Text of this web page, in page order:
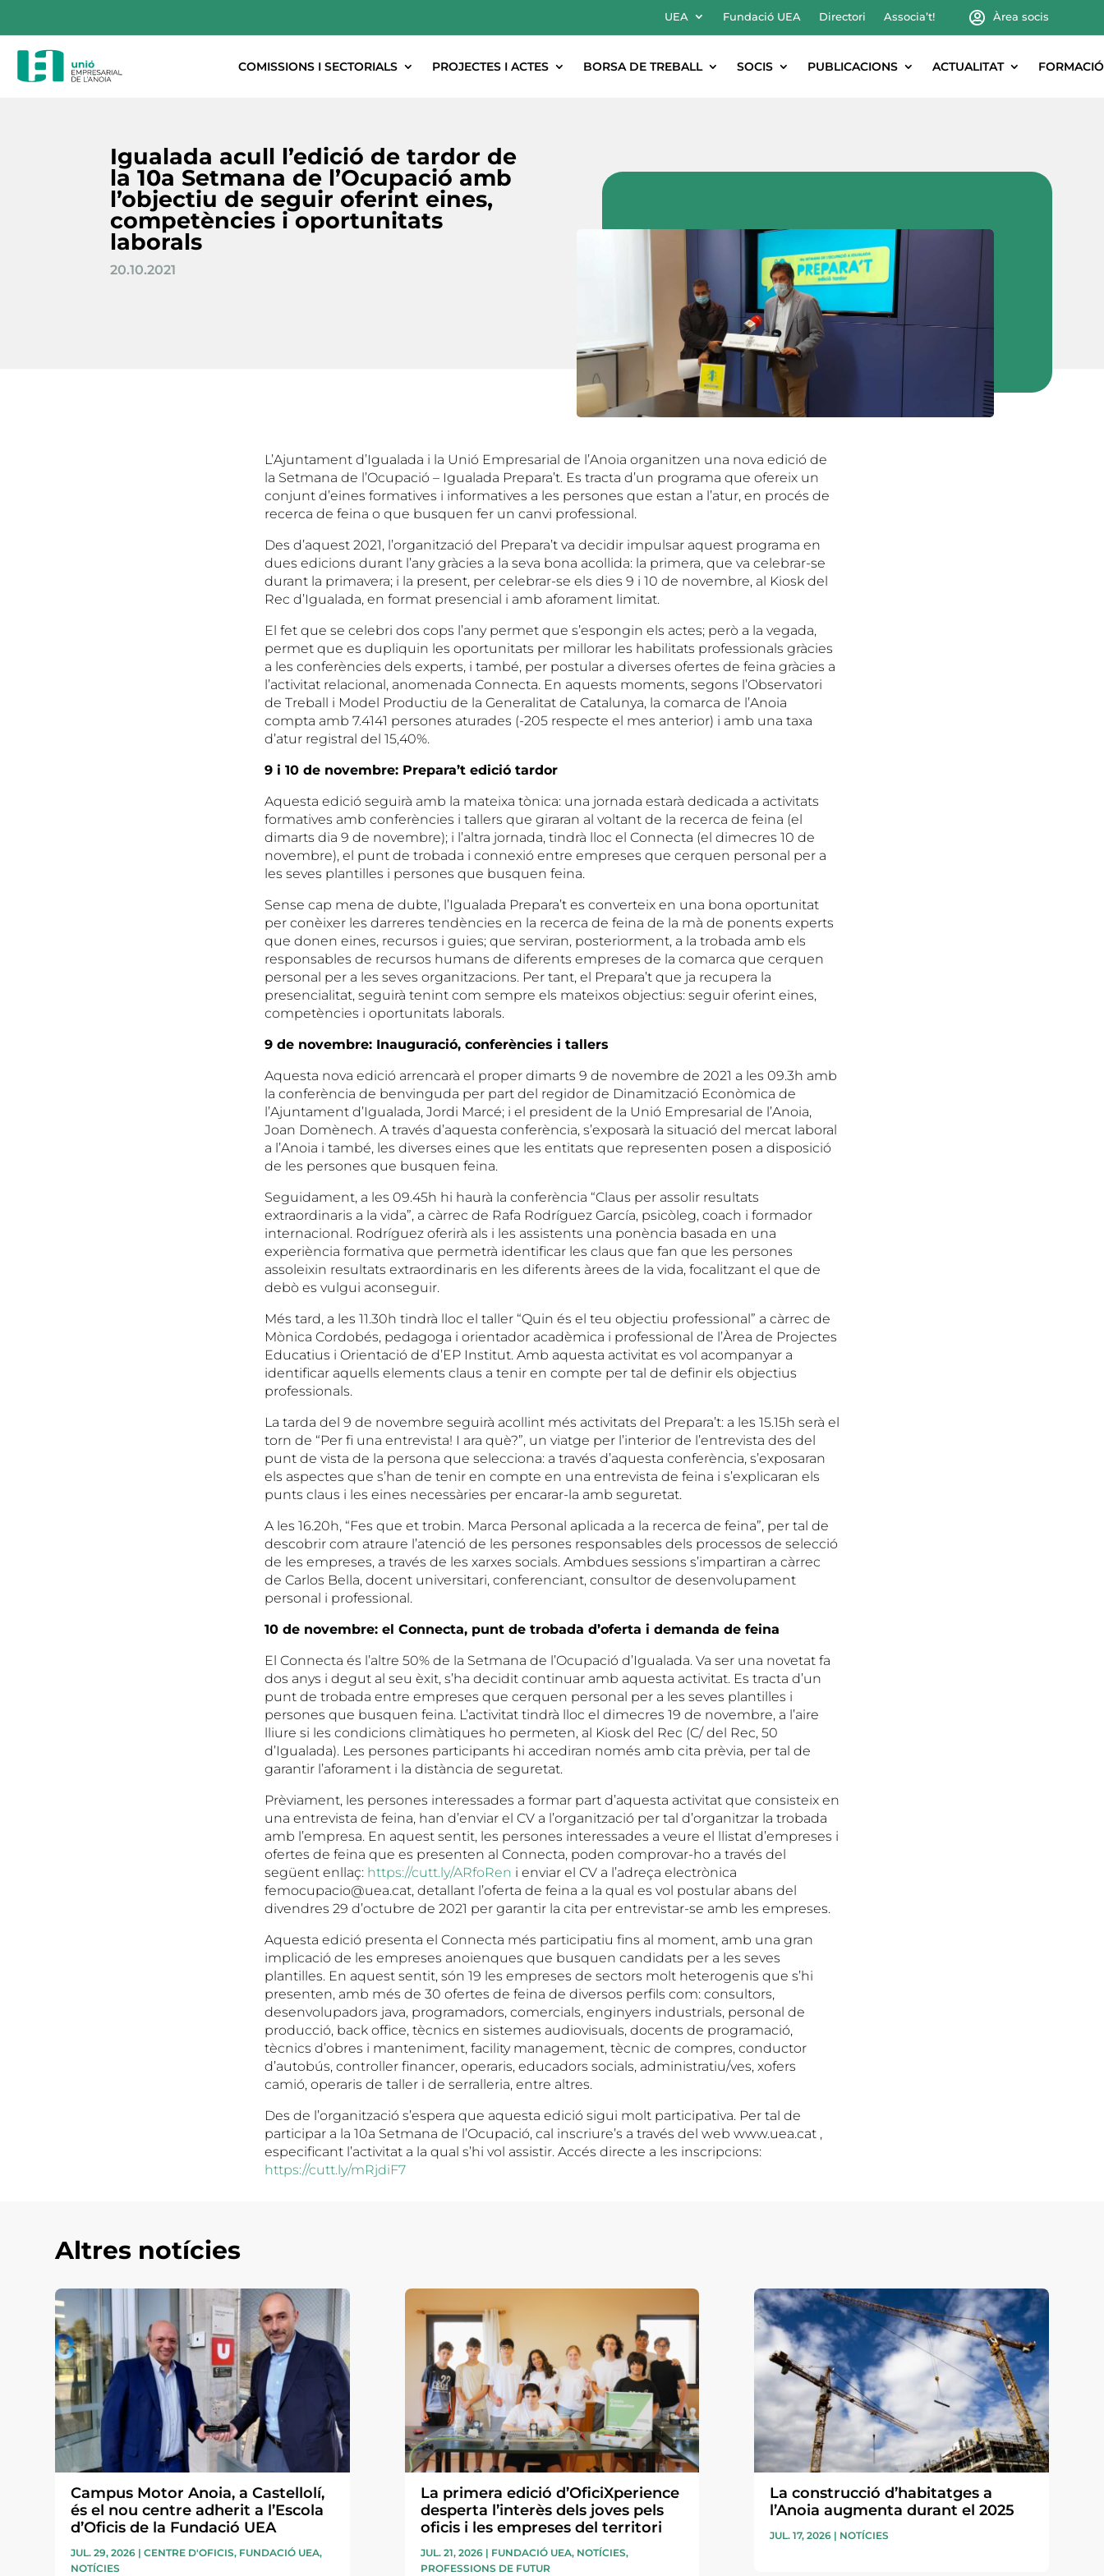
UEA Fundació UEA Directori Associa’t! Àrea socis
COMISSIONS I SECTORIALS PROJECTES I ACTES BORSA DE TREBALL SOCIS PUBLICACIONS ACTUALITAT FORMACIÓ
Igualada acull l’edició de tardor de
la 10a Setmana de l’Ocupació amb
l’objectiu de seguir oferint eines,
competències i oportunitats
laborals
20.10.2021
L’Ajuntament d’Igualada i la Unió Empresarial de l’Anoia organitzen una nova edició de
la Setmana de l’Ocupació – Igualada Prepara’t. Es tracta d’un programa que ofereix un
conjunt d’eines formatives i informatives a les persones que estan a l’atur, en procés de
recerca de feina o que busquen fer un canvi professional.
Des d’aquest 2021, l’organització del Prepara’t va decidir impulsar aquest programa en
dues edicions durant l’any gràcies a la seva bona acollida: la primera, que va celebrar-se
durant la primavera; i la present, per celebrar-se els dies 9 i 10 de novembre, al Kiosk del
Rec d’Igualada, en format presencial i amb aforament limitat.
El fet que se celebri dos cops l’any permet que s’espongin els actes; però a la vegada,
permet que es dupliquin les oportunitats per millorar les habilitats professionals gràcies
a les conferències dels experts, i també, per postular a diverses ofertes de feina gràcies a
l’activitat relacional, anomenada Connecta. En aquests moments, segons l’Observatori
de Treball i Model Productiu de la Generalitat de Catalunya, la comarca de l’Anoia
compta amb 7.4141 persones aturades (-205 respecte el mes anterior) i amb una taxa
d’atur registral del 15,40%.
9 i 10 de novembre: Prepara’t edició tardor
Aquesta edició seguirà amb la mateixa tònica: una jornada estarà dedicada a activitats
formatives amb conferències i tallers que giraran al voltant de la recerca de feina (el
dimarts dia 9 de novembre); i l’altra jornada, tindrà lloc el Connecta (el dimecres 10 de
novembre), el punt de trobada i connexió entre empreses que cerquen personal per a
les seves plantilles i persones que busquen feina.
Sense cap mena de dubte, l’Igualada Prepara’t es converteix en una bona oportunitat
per conèixer les darreres tendències en la recerca de feina de la mà de ponents experts
que donen eines, recursos i guies; que serviran, posteriorment, a la trobada amb els
responsables de recursos humans de diferents empreses de la comarca que cerquen
personal per a les seves organitzacions. Per tant, el Prepara’t que ja recupera la
presencialitat, seguirà tenint com sempre els mateixos objectius: seguir oferint eines,
competències i oportunitats laborals.
9 de novembre: Inauguració, conferències i tallers
Aquesta nova edició arrencarà el proper dimarts 9 de novembre de 2021 a les 09.3h amb
la conferència de benvinguda per part del regidor de Dinamització Econòmica de
l’Ajuntament d’Igualada, Jordi Marcé; i el president de la Unió Empresarial de l’Anoia,
Joan Domènech. A través d’aquesta conferència, s’exposarà la situació del mercat laboral
a l’Anoia i també, les diverses eines que les entitats que representen posen a disposició
de les persones que busquen feina.
Seguidament, a les 09.45h hi haurà la conferència “Claus per assolir resultats
extraordinaris a la vida”, a càrrec de Rafa Rodríguez García, psicòleg, coach i formador
internacional. Rodríguez oferirà als i les assistents una ponència basada en una
experiència formativa que permetrà identificar les claus que fan que les persones
assoleixin resultats extraordinaris en les diferents àrees de la vida, focalitzant el que de
debò es vulgui aconseguir.
Més tard, a les 11.30h tindrà lloc el taller “Quin és el teu objectiu professional” a càrrec de
Mònica Cordobés, pedagoga i orientador acadèmica i professional de l’Àrea de Projectes
Educatius i Orientació de d’EP Institut. Amb aquesta activitat es vol acompanyar a
identificar aquells elements claus a tenir en compte per tal de definir els objectius
professionals.
La tarda del 9 de novembre seguirà acollint més activitats del Prepara’t: a les 15.15h serà el
torn de “Per fi una entrevista! I ara què?”, un viatge per l’interior de l’entrevista des del
punt de vista de la persona que selecciona: a través d’aquesta conferència, s’exposaran
els aspectes que s’han de tenir en compte en una entrevista de feina i s’explicaran els
punts claus i les eines necessàries per encarar-la amb seguretat.
A les 16.20h, “Fes que et trobin. Marca Personal aplicada a la recerca de feina”, per tal de
descobrir com atraure l’atenció de les persones responsables dels processos de selecció
de les empreses, a través de les xarxes socials. Ambdues sessions s’impartiran a càrrec
de Carlos Bella, docent universitari, conferenciant, consultor de desenvolupament
personal i professional.
10 de novembre: el Connecta, punt de trobada d’oferta i demanda de feina
El Connecta és l’altre 50% de la Setmana de l’Ocupació d’Igualada. Va ser una novetat fa
dos anys i degut al seu èxit, s’ha decidit continuar amb aquesta activitat. Es tracta d’un
punt de trobada entre empreses que cerquen personal per a les seves plantilles i
persones que busquen feina. L’activitat tindrà lloc el dimecres 19 de novembre, a l’aire
lliure si les condicions climàtiques ho permeten, al Kiosk del Rec (C/ del Rec, 50
d’Igualada). Les persones participants hi accediran només amb cita prèvia, per tal de
garantir l’aforament i la distància de seguretat.
Prèviament, les persones interessades a formar part d’aquesta activitat que consisteix en
una entrevista de feina, han d’enviar el CV a l’organització per tal d’organitzar la trobada
amb l’empresa. En aquest sentit, les persones interessades a veure el llistat d’empreses i
ofertes de feina que es presenten al Connecta, poden comprovar-ho a través del
següent enllaç: https://cutt.ly/ARfoRen i enviar el CV a l’adreça electrònica
femocupacio@uea.cat, detallant l’oferta de feina a la qual es vol postular abans del
divendres 29 d’octubre de 2021 per garantir la cita per entrevistar-se amb les empreses.
Aquesta edició presenta el Connecta més participatiu fins al moment, amb una gran
implicació de les empreses anoienques que busquen candidats per a les seves
plantilles. En aquest sentit, són 19 les empreses de sectors molt heterogenis que s’hi
presenten, amb més de 30 ofertes de feina de diversos perfils com: consultors,
desenvolupadors java, programadors, comercials, enginyers industrials, personal de
producció, back office, tècnics en sistemes audiovisuals, docents de programació,
tècnics d’obres i manteniment, facility management, tècnic de compres, conductor
d’autobús, controller financer, operaris, educadors socials, administratiu/ves, xofers
camió, operaris de taller i de serralleria, entre altres.
Des de l’organització s’espera que aquesta edició sigui molt participativa. Per tal de
participar a la 10a Setmana de l’Ocupació, cal inscriure’s a través del web www.uea.cat ,
especificant l’activitat a la qual s’hi vol assistir. Accés directe a les inscripcions:
https://cutt.ly/mRjdiF7
Altres notícies
Campus Motor Anoia, a Castellolí,
és el nou centre adherit a l’Escola
d’Oficis de la Fundació UEA
JUL. 29, 2026 |CENTRE D'OFICIS, FUNDACIÓ UEA,
NOTÍCIES
La primera edició d’OficiXperience
desperta l’interès dels joves pels
oficis i les empreses del territori
JUL. 21, 2026| FUNDACIÓ UEA, NOTÍCIES,
PROFESSIONS DE FUTUR
La construcció d’habitatges a
l’Anoia augmenta durant el 2025
JUL. 17, 2026| NOTÍCIES